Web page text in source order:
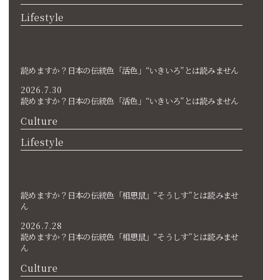
Lifestyle
読めますか？日本の伝統色「活色」“いきいろ”とは読みません
2026.7.30
読めますか？日本の伝統色「活色」“いきいろ”とは読みません
Culture
Lifestyle
読めますか？日本の伝統色「相思鼠」“そうしす”とは読みませ
ん
2026.7.28
読めますか？日本の伝統色「相思鼠」“そうしす”とは読みませ
ん
Culture